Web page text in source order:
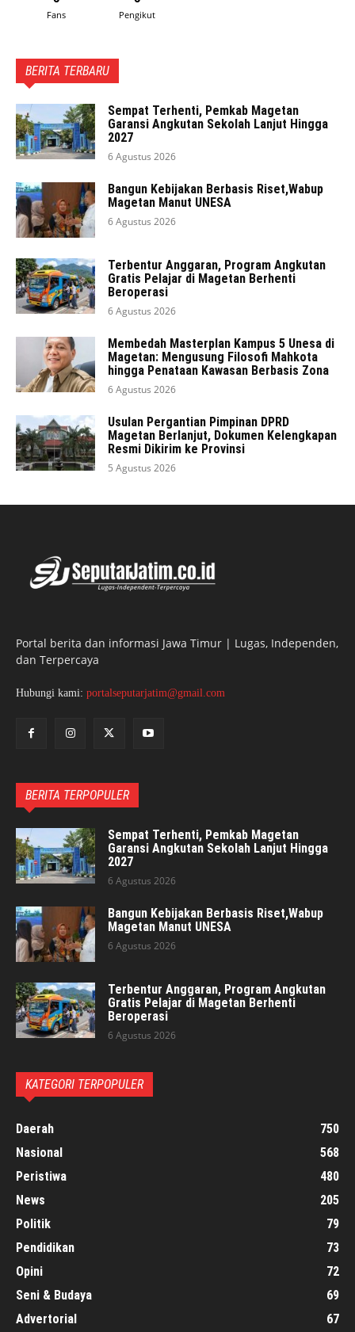
Fans Pengikut
BERITA TERBARU
Sempat Terhenti, Pemkab Magetan
Garansi Angkutan Sekolah Lanjut Hingga
2027
6 Agustus 2026
Bangun Kebijakan Berbasis Riset,Wabup
Magetan Manut UNESA
6 Agustus 2026
Terbentur Anggaran, Program Angkutan
Gratis Pelajar di Magetan Berhenti
Beroperasi
6 Agustus 2026
Membedah Masterplan Kampus 5 Unesa di
Magetan: Mengusung Filosofi Mahkota
hingga Penataan Kawasan Berbasis Zona
6 Agustus 2026
Usulan Pergantian Pimpinan DPRD
Magetan Berlanjut, Dokumen Kelengkapan
Resmi Dikirim ke Provinsi
5 Agustus 2026
Portal berita dan informasi Jawa Timur | Lugas, Independen,
dan Terpercaya
Hubungi kami: portalseputarjatim@gmail.com
BERITA TERPOPULER
Sempat Terhenti, Pemkab Magetan
Garansi Angkutan Sekolah Lanjut Hingga
2027
6 Agustus 2026
Bangun Kebijakan Berbasis Riset,Wabup
Magetan Manut UNESA
6 Agustus 2026
Terbentur Anggaran, Program Angkutan
Gratis Pelajar di Magetan Berhenti
Beroperasi
6 Agustus 2026
KATEGORI TERPOPULER
Daerah
750
Nasional
568
Peristiwa
480
News
205
Politik
79
Pendidikan
73
Opini
72
Seni & Budaya
69
Advertorial
67